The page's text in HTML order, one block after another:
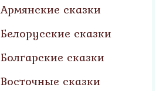
Армянские сказки
Белорусские сказки
Болгарские сказки
Восточные сказки